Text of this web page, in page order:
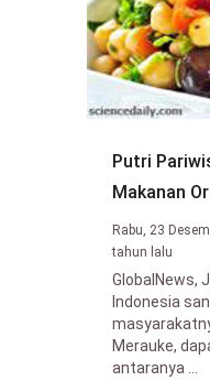
Putri
Makanan
Rabu, 23
tahun lalu
GlobalNews,
Indonesia
Merauke,
antaranya ...